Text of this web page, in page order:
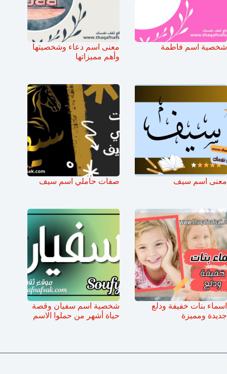
شخصية اسم فاطمة
معنى اسم دعاء وشخصيتها
وأهم مميزاتها
معنى اسم سيف صفات حاملي اسم سيف
اسماء بنات خفيفة ودلع
جديدة ومميزة
شخصية اسم سفيان وقصة
حياة أشهر من حملوا الاسم